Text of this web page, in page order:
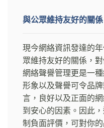
與公眾維持友好的關係
現今網絡資訊發達的
眾維持友好的關係，
網絡聲譽管理更是一
形象以及聲譽可令品
言，良好以及正面的
到安心的因素。因此
制負面評價，可對你